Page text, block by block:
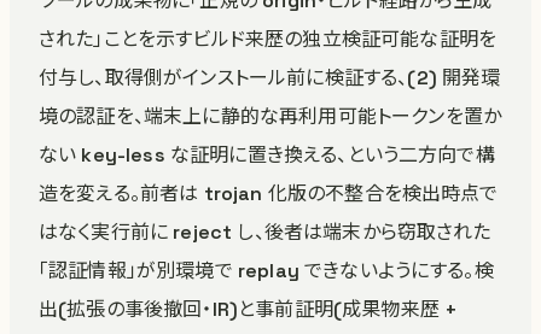
された」ことを示すビルド来歴の独立検証可能な証明を
付与し、取得側がインストール前に検証する、(2) 開発環
境の認証を、端末上に静的な再利用可能トークンを置か
ない key-less な証明に置き換える、という二方向で構
造を変える。前者は trojan 化版の不整合を検出時点で
はなく実行前に reject し、後者は端末から窃取された
「認証情報」が別環境で replay できないようにする。検
出(拡張の事後撤回・IR)と事前証明(成果物来歴 +